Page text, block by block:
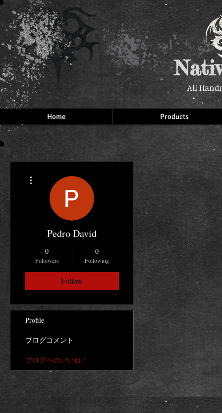
All
Home Products
Pedro David
0
Followers
0
Following
Follow
Profile
ブログコメント
ブログへのいいね！